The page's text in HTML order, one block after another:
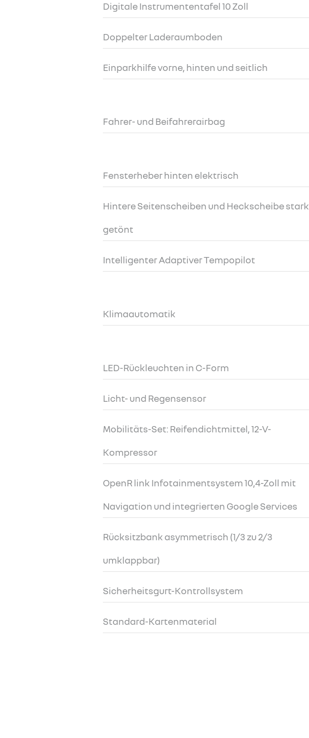
Digitale Instrumententafel 10 Zoll
Doppelter Laderaumboden
Einparkhilfe vorne, hinten und seitlich
Fahrer- und Beifahrerairbag
Fensterheber hinten elektrisch
Hintere Seitenscheiben und Heckscheibe stark
getönt
Intelligenter Adaptiver Tempopilot
Klimaautomatik
LED-Rückleuchten in C-Form
Licht- und Regensensor
Mobilitäts-Set: Reifendichtmittel, 12-V-
Kompressor
OpenR link Infotainmentsystem 10,4-Zoll mit
Navigation und integrierten Google Services
Rücksitzbank asymmetrisch (1/3 zu 2/3
umklappbar)
Sicherheitsgurt-Kontrollsystem
Standard-Kartenmaterial